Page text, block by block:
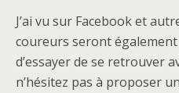
J’ai vu sur Facebook et
coureurs seront
d’essayer de se retrouver
n’hésitez pas à proposer